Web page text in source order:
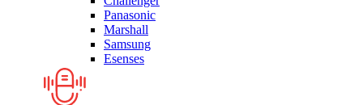
Panasonic
Marshall
Samsung
Esenses